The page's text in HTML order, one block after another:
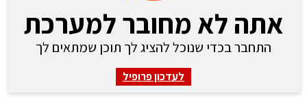
אתה לא מחובר למערכת
התחבר בכדי שנוכל להציג לך תוכן שמתאים לך
לעדכון פרופיל